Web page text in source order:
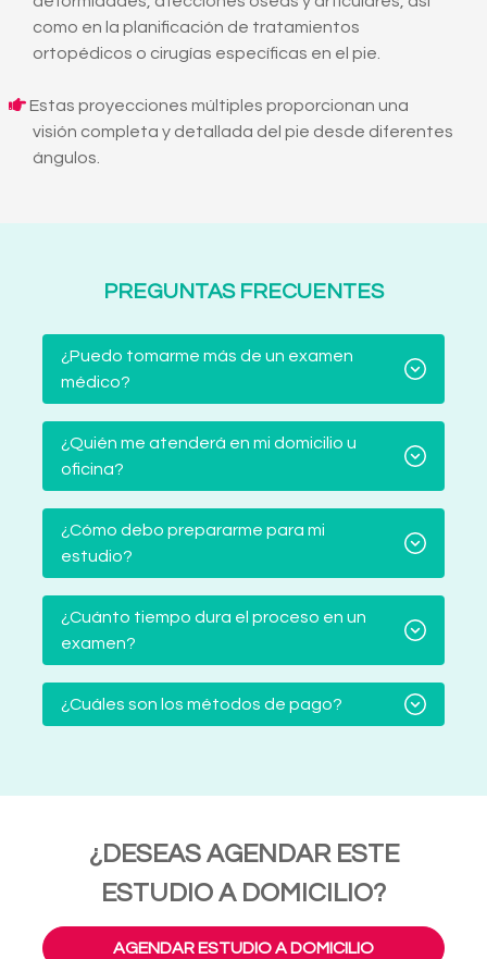
como en la planificación de tratamientos
ortopédicos o cirugías específicas en el pie.
Estas proyecciones múltiples proporcionan una
visión completa y detallada del pie desde diferentes
ángulos.
PREGUNTAS FRECUENTES
¿Puedo tomarme más de un examen
médico?
¿Quién me atenderá en mi domicilio u
oficina?
¿Cómo debo prepararme para mi
estudio?
¿Cuánto tiempo dura el proceso en un
examen?
¿Cuáles son los métodos de pago?
¿DESEAS AGENDAR ESTE
ESTUDIO A DOMICILIO?
AGENDAR ESTUDIO A DOMICILIO